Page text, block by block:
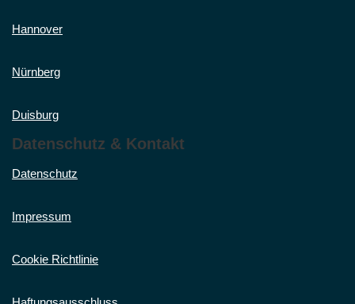
Hannover
Nürnberg
Duisburg
Datenschutz & Kontakt
Datenschutz
Impressum
Cookie Richtlinie